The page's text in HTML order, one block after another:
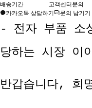
배송기간
고객센터문의
카카오톡 상담하기
문의 남기기
- 전자 부품 소
당하는 시장 이
반갑습니다, 희